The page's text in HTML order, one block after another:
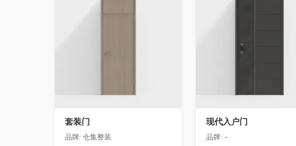
套装门
品牌: 仓集整装
现代入户门
品牌: -